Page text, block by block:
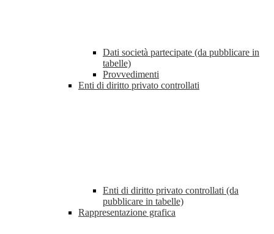
Dati società partecipate (da pubblicare in
tabelle)
Provvedimenti
Enti di diritto privato controllati
Enti di diritto privato controllati (da
pubblicare in tabelle)
Rappresentazione grafica